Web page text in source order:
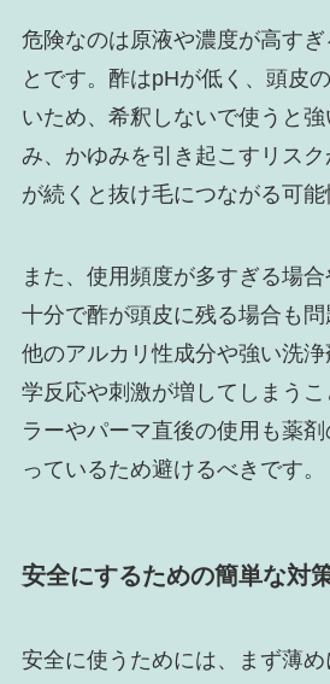
危険なのは原液や濃度が高す
とです。酢はpHが低く、頭皮
いため、希釈しないで使うと
み、かゆみを引き起こすリス
が続くと抜け毛につながる可能
また、使用頻度が多すぎる場
十分で酢が頭皮に残る場合も問
他のアルカリ性成分や強い洗
学反応や刺激が増してしまう
ラーやパーマ直後の使用も薬
っているため避けるべきです。
安全にするための簡単な対
安全に使うためには、まず薄